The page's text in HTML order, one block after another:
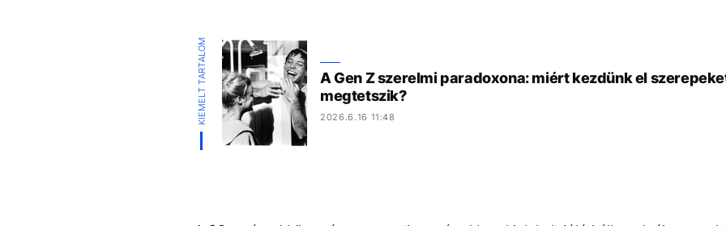
KIEMELT TARTALOM
A Gen Z szerelmi paradoxona: miért kezdünk el
megtetszik?
2026.6.16 11:48